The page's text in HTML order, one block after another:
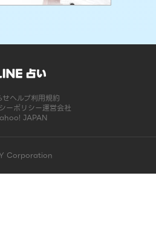
せヘルプ利用規約
ーポリシー運営会社
JAPAN
Corporation
しました | LINE占い